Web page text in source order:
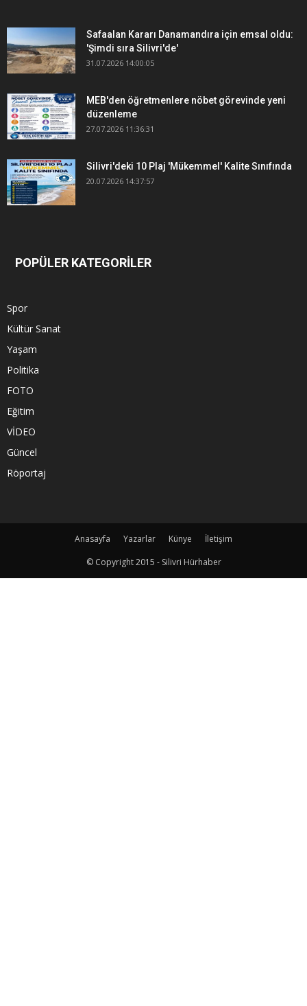
Safaalan Kararı Danamandıra için emsal oldu:
'Şimdi sıra Silivri'de'
31.07.2026 14:00:05
MEB'den öğretmenlere nöbet görevinde yeni
düzenleme
27.07.2026 11:36:31
Silivri'deki 10 Plaj 'Mükemmel' Kalite Sınıfında
20.07.2026 14:37:57
POPÜLER KATEGORİLER
Spor
Kültür Sanat
Yaşam
Politika
FOTO
Eğitim
VİDEO
Güncel
Röportaj
Anasayfa Yazarlar Künye
İletişim
© Copyright 2015 - Silivri Hürhaber